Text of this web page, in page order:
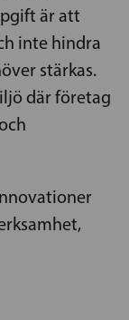
är att
inte hindra
stärkas.
där företag